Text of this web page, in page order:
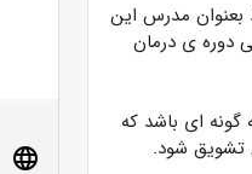
بعنوان مدرس این
دوره ی درمان
گونه ای باشد که
تشویق شود.
language